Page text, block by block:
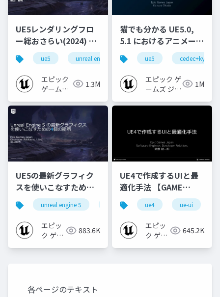
UE5レンダリングフロ
ー総おさらい(2024) 基
礎編！
[CEDEC+KYUSHU
2024]
ue5 unreal engine ue-rendering
エピック
ゲームズ
1.3M
猫でも分かる UE5.0,
5.1 におけるアニメーシ
ョンの新機能について
【CEDEC+KYUSHU
2022】
ue5 cedec+kyushu
エピック ゲ
ームズ ジャ
1M
UE5の最新グラフィク
スを使いこなすための4
個の勘所
[CEDEC+KYUSHU
2023]
unreal engine 5 cedec cedec+kyushu
エピッ
ク ゲー
883.6K
UE4で作成するUIと最
適化手法 【GAME
CREATORS
CONFERENCE '20】
ue4 ue-ui
エピッ
ク ゲー
645.2K
各ページのテキスト